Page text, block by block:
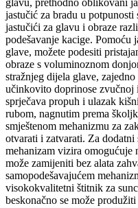
jastučić za bradu u
jastučići za glavu i obraze
podešavanje kacige. Pomoću
glave, možete podesiti
obraze s voluminoznom
stražnjeg dijela glave,
učinkovito doprinose zvučnoj
sprječava propuh i ulazak
rubom, nagnutim prema
smještenom mehanizmu za
otvarati i zatvarati. Za
mehanizam vizira omogućuje
može zamijeniti bez alata
samopodešavajućem
visokokvalitetni štitnik za
beskonačno se može